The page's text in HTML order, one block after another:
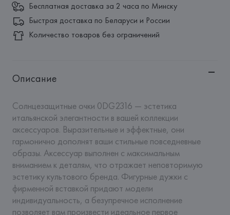
Бесплатная доставка за 2 часа по Минску
Быстрая доставка по Беларуси и России
Количество товаров без ограничений
Описание
Солнцезащитные очки 0DG2316 — эстетика
итальянской элегантности в вашей коллекции
аксессуаров. Выразительные и эффектные, они
гармонично дополнят ваши стильные повседневные
образы. Аксессуар выполнен с максимальным
вниманием к деталям, что отражает неповторимую
эстетику культового бренда. Фигурные дужки с
фирменной вставкой придают модели
индивидуальность, а безупречное исполнение
позволяет вам произвести идеальное первое